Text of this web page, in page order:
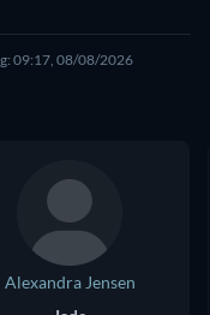
09:17, 08/08/2026
Alexandra Jensen